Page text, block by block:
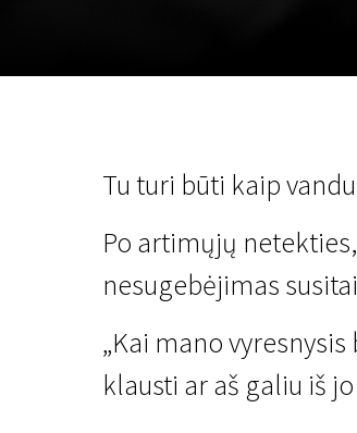
Tu turi būti kaip
Po artimųjų
nesugebėjimas
„Kai mano
klausti ar aš galiu iš